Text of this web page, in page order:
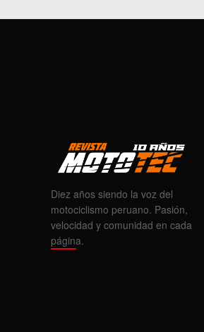
Diez años siendo la voz del
motociclismo peruano. Pasión,
velocidad y comunidad en cada
página.